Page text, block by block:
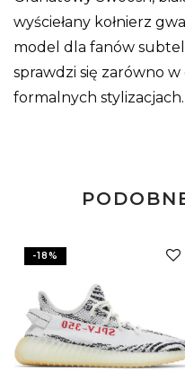
wyściełany kołnierz
model dla fanów
sprawdzi się zarówno
formalnych stylizacjach.
-18%